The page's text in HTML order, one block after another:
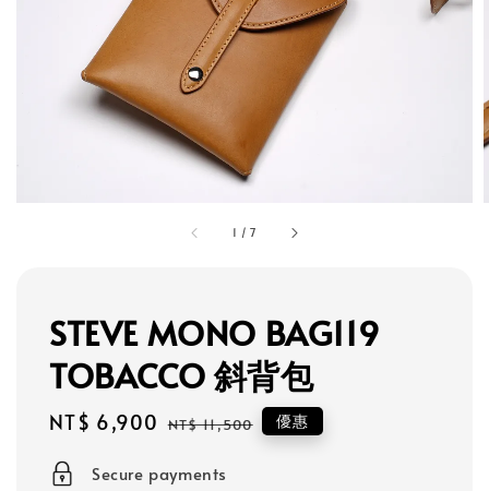
1 /7
STEVE MONO BAG119
TOBACCO 斜背包
Sale
NT$ 6,900 Regular
NT$ 11,500 優惠
Secure payments